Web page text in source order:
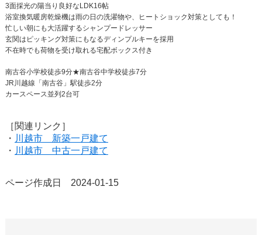
3面採光の陽当り良好なLDK16帖
浴室換気暖房乾燥機は雨の日の洗濯物や、ヒートショック対策としても！
忙しい朝にも大活躍するシャンプードレッサー
玄関はピッキング対策にもなるディンプルキーを採用
不在時でも荷物を受け取れる宅配ボックス付き
南古谷小学校徒歩9分★南古谷中学校徒歩7分
JR川越線「南古谷」駅徒歩2分
カースペース並列2台可
［関連リンク］
・ 川越市 新築一戸建て
・ 川越市 中古一戸建て
ページ作成日 2024-01-15